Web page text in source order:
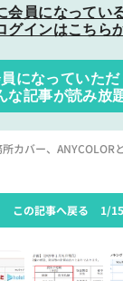
会員になってい
グインはこちら
になっていただ
な記事が読み放
カバー、ANYCOLOR
この記事へ戻る 1/15